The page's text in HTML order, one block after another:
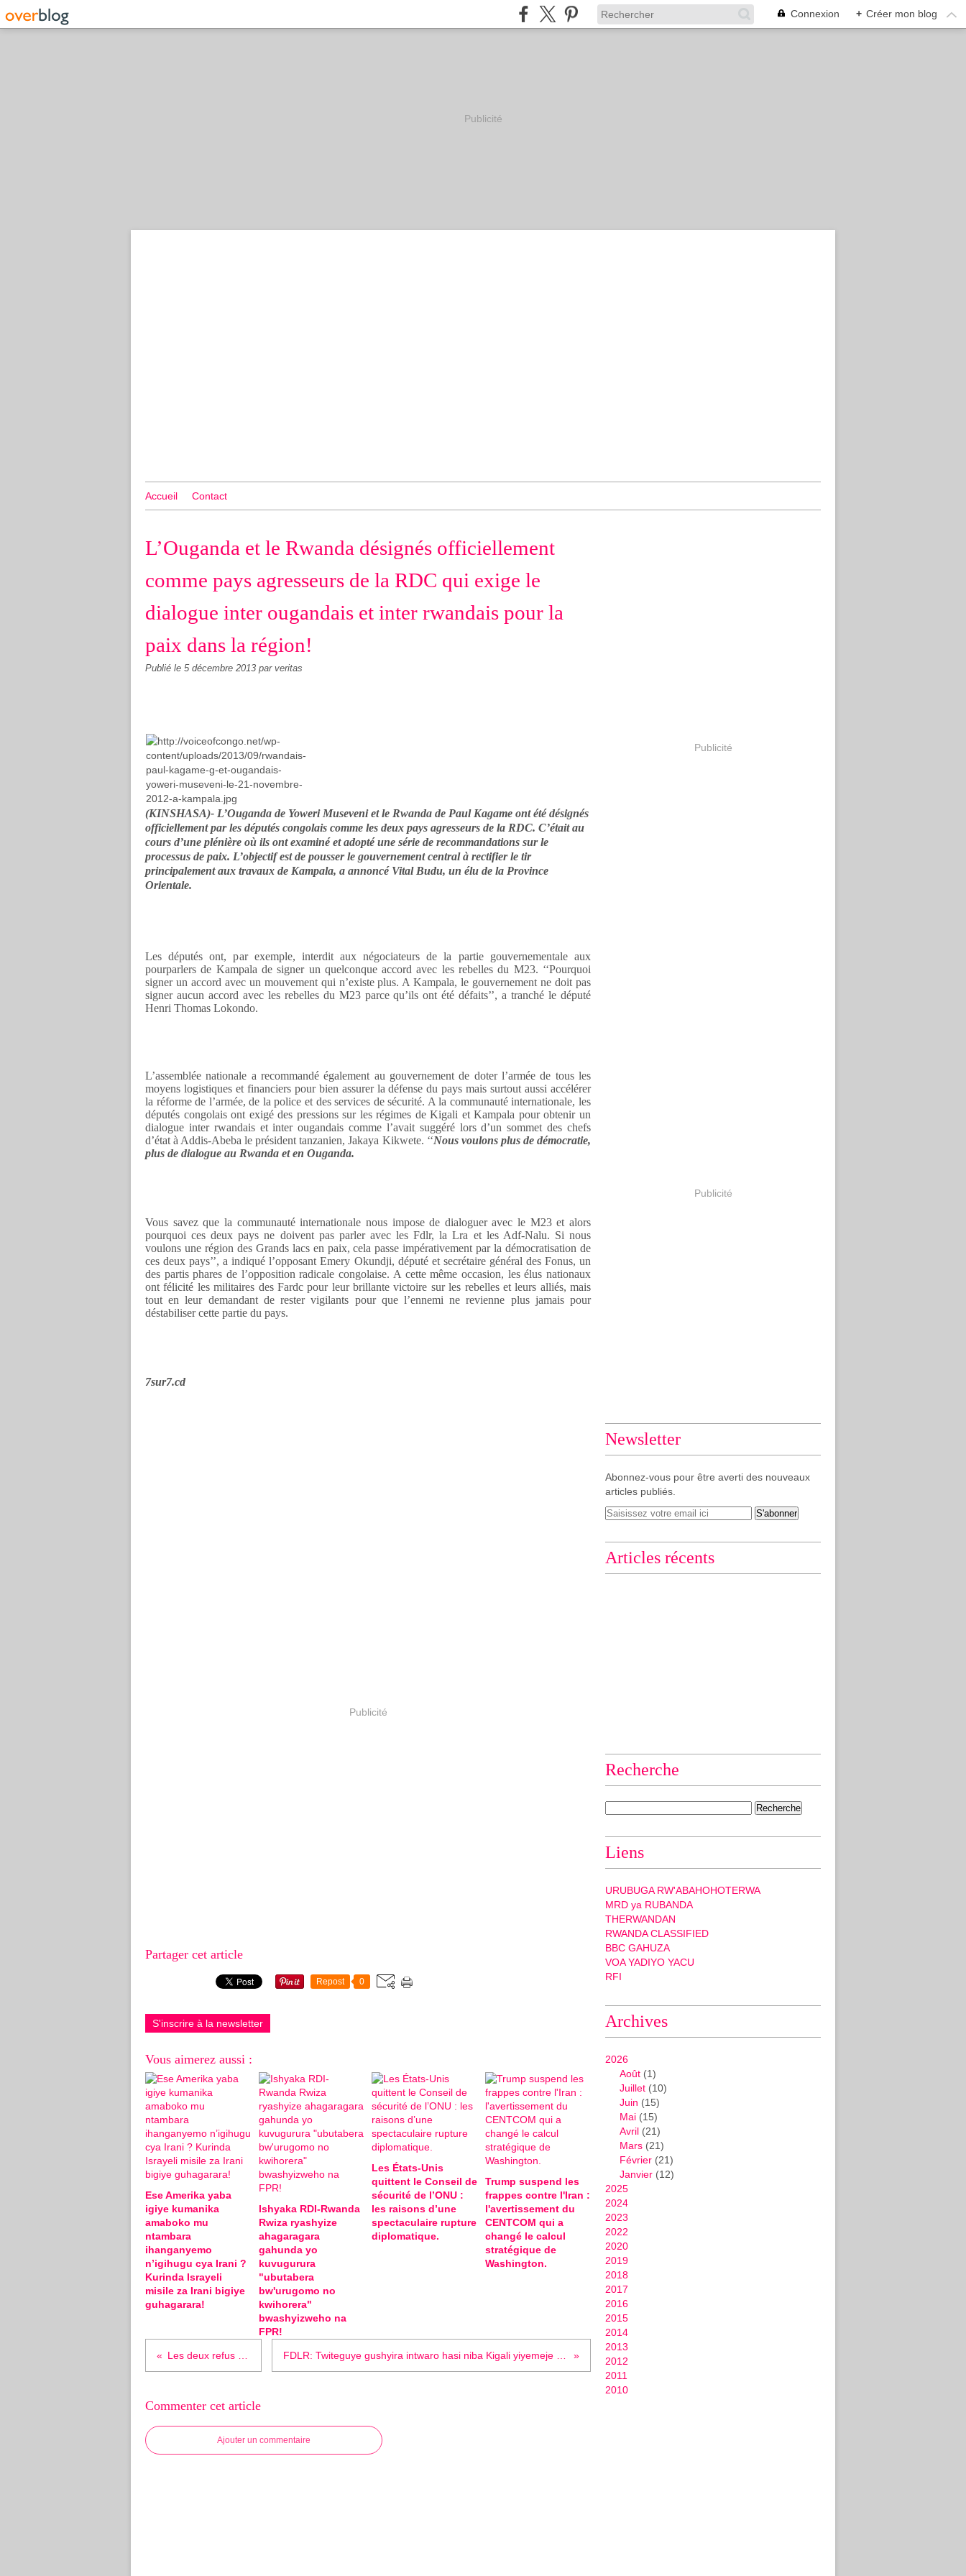
Connexion + Créer mon blog
Publicité
Accueil Contact
L’Ouganda et le Rwanda désignés officiellement
comme pays agresseurs de la RDC qui exige le
dialogue inter ougandais et inter rwandais pour la
paix dans la région!
Publié le 5 décembre 2013 par veritas
(KINSHASA)- L’Ouganda de Yoweri Museveni et le Rwanda de Paul Kagame ont été désignés
officiellement par les députés congolais comme les deux pays agresseurs de la RDC. C’était au
cours d’une plénière où ils ont examiné et adopté une série de recommandations sur le
processus de paix. L’objectif est de pousser le gouvernement central à rectifier le tir
principalement aux travaux de Kampala, a annoncé Vital Budu, un élu de la Province
Orientale.
Les députés ont, par exemple, interdit aux négociateurs de la partie gouvernementale aux
pourparlers de Kampala de signer un quelconque accord avec les rebelles du M23. ‘‘Pourquoi
signer un accord avec un mouvement qui n’existe plus. A Kampala, le gouvernement ne doit pas
signer aucun accord avec les rebelles du M23 parce qu’ils ont été défaits’’, a tranché le député
Henri Thomas Lokondo.
L’assemblée nationale a recommandé également au gouvernement de doter l’armée de tous les
moyens logistiques et financiers pour bien assurer la défense du pays mais surtout aussi accélérer
la réforme de l’armée, de la police et des services de sécurité. A la communauté internationale, les
députés congolais ont exigé des pressions sur les régimes de Kigali et Kampala pour obtenir un
dialogue inter rwandais et inter ougandais comme l’avait suggéré lors d’un sommet des chefs
d’état à Addis-Abeba le président tanzanien, Jakaya Kikwete. ‘‘Nous voulons plus de démocratie,
plus de dialogue au Rwanda et en Ouganda.
Vous savez que la communauté internationale nous impose de dialoguer avec le M23 et alors
pourquoi ces deux pays ne doivent pas parler avec les Fdlr, la Lra et les Adf-Nalu. Si nous
voulons une région des Grands lacs en paix, cela passe impérativement par la démocratisation de
ces deux pays’’, a indiqué l’opposant Emery Okundji, député et secrétaire général des Fonus, un
des partis phares de l’opposition radicale congolaise. A cette même occasion, les élus nationaux
ont félicité les militaires des Fardc pour leur brillante victoire sur les rebelles et leurs alliés, mais
tout en leur demandant de rester vigilants pour que l’ennemi ne revienne plus jamais pour
déstabiliser cette partie du pays.
7sur7.cd
Publicité
Partager cet article
Repost 0
S'inscrire à la newsletter
Vous aimerez aussi :
Ese Amerika yaba
igiye kumanika
amaboko mu
ntambara
ihanganyemo
n’igihugu cya Irani ?
Kurinda Israyeli
misile za Irani bigiye
guhagarara!
Ishyaka RDI-Rwanda
Rwiza ryashyize
ahagaragara
gahunda yo
kuvugurura
"ubutabera
bw'urugomo no
kwihorera"
bwashyizweho na
FPR!
Les États-Unis
quittent le Conseil de
sécurité de l’ONU :
les raisons d’une
spectaculaire rupture
diplomatique.
Trump suspend les
frappes contre l'Iran :
l'avertissement du
CENTCOM qui a
changé le calcul
stratégique de
Washington.
Commenter cet article
Ajouter un commentaire
Publicité
Publicité
Newsletter
Abonnez-vous pour être averti des nouveaux
articles publiés.
Articles récents
Recherche
Liens
URUBUGA RW'ABAHOHOTERWA
MRD ya RUBANDA
THERWANDAN
RWANDA CLASSIFIED
BBC GAHUZA
VOA YADIYO YACU
RFI
Archives
2026
Août (1)
Juillet (10)
Juin (15)
Mai (15)
Avril (21)
Mars (21)
Février (21)
Janvier (12)
2025
2024
2023
2022
2020
2019
2018
2017
2016
2015
2014
2013
2012
2011
2010